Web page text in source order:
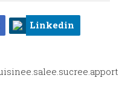
Linkedin